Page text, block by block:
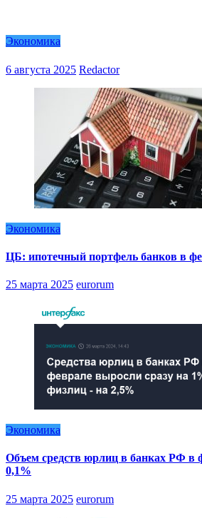
Экономика
6 августа 2025 Redactor
Экономика
ЦБ: ипотечный портфель банков в
25 марта 2025 eurorum
Экономика
Объем средств юрлиц в банках РФ в
0,1%
25 марта 2025 eurorum